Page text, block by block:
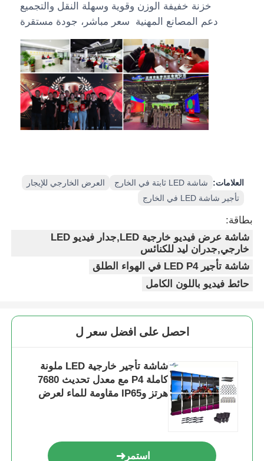
خزنة خفيفة الوزن وقوية وسهلة النقل والتجميع
دعم المصانع المهنية ‬ سعر مباشر، جودة مستقرة
العلامات: شاشة LED ثابتة في الخارج
العرض الخارجي للإيجار
تأجير شاشة LED في الخارج
بطاقة:
شاشة عرض فيديو خارجية LED,جدار فيديو LED
خارجي,جدران ليد للكنائس
شاشة تأجير LED P4 في الهواء الطلق
حائط فيديو باللون الكامل
احصل على افضل سعر ل
شاشة تأجير خارجية LED ملونة
كاملة P4 مع معدل تحديث 7680
هرتز وIP65 مقاومة للماء لعرض
استمر